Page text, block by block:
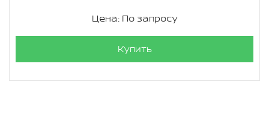
Цена: По запросу
Купить